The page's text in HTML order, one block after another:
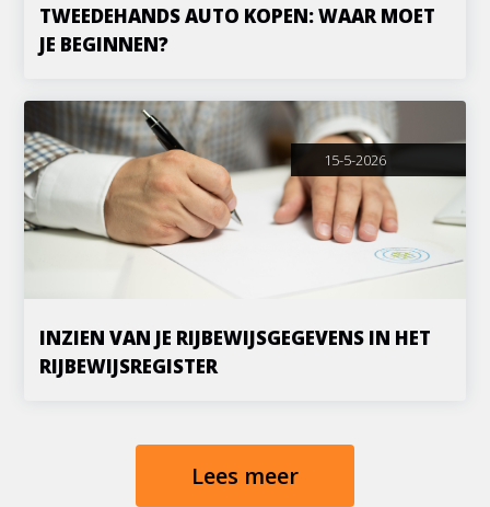
TWEEDEHANDS AUTO KOPEN: WAAR MOET
JE BEGINNEN?
15-5-2026
INZIEN VAN JE RIJBEWIJSGEGEVENS IN HET
RIJBEWIJSREGISTER
Lees meer